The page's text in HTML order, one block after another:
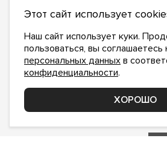
ПОДПИСАТЬСЯ НА
сполитикой
Этот сайт использует
Наш сайт использует куки.
пользоваться, вы соглашаетесь
персональных данных в
конфиденциальности.
ХОРОШО